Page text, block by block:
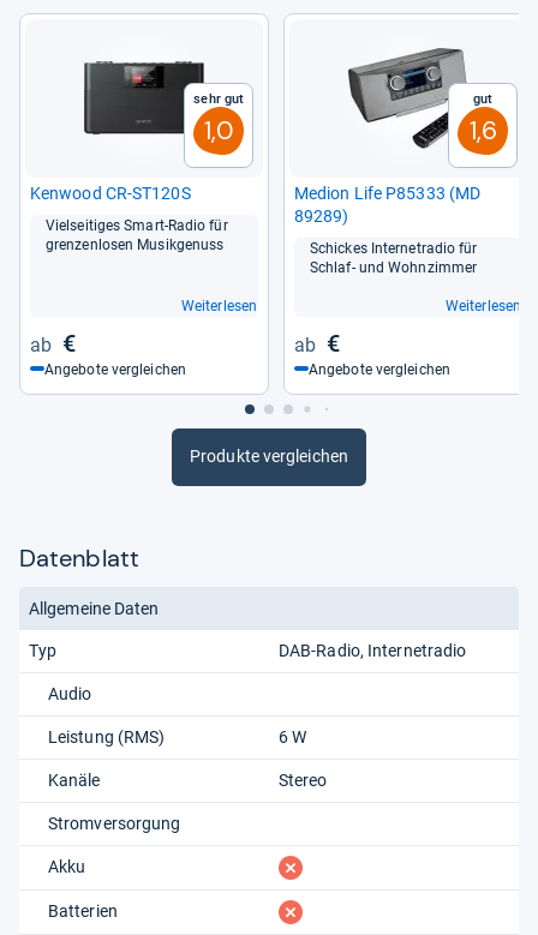
Sehr gut
1,0
Ken­wood CR-​ST120S
Viel­sei­ti­ges Smart-​Radio für
gren­zen­lo­sen Musik­ge­nuss
Weiterlesen
€
Angebote vergleichen
Gut
1,6
Medion Life P85333 (MD
89289)
Schickes Inter­ne­tra­dio für
Schlaf-​ und Wohn­zim­mer
Weiterlesen
€
Angebote vergleichen
Produkte vergleichen
Datenblatt
Allgemeine Daten
Typ DAB-Radio Internetradio
Audio
Leistung (RMS) 6 W
Kanäle Stereo
Stromversorgung
Akku fehlt
Batterien fehlt